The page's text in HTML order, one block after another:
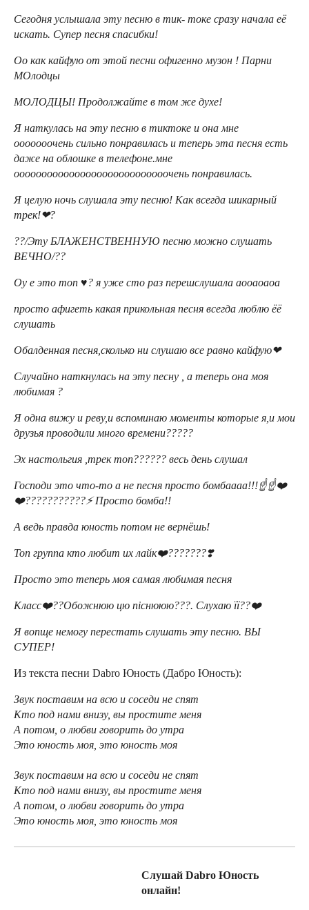
Сегодня услышала эту песню в тик- токе сразу начала её
искать. Супер песня спасибки!
Оо как кайфую от этой песни офигенно музон ! Парни
МОлодцы
МОЛОДЦЫ! Продолжайте в том же духе!
Я наткулась на эту песню в тиктоке и она мне
ооооооочень сильно понравилась и теперь эта песня есть
даже на облошке в телефоне.мне
оооооооооооооооооооооооооооочень понравилась.
Я целую ночь слушала эту песню! Как всегда шикарный
трек!❤?
??/Эту БЛАЖЕНСТВЕННУЮ песню можно слушать
ВЕЧНО/??
Оу е это топ ♥️? я уже сто раз перешслушала аооаоаоа
просто афигеть какая прикольная песня всегда люблю ёё
слушать
Обалденная песня,сколько ни слушаю все равно кайфую❤
Случайно наткнулась на эту песну , а теперь она моя
любимая ?
Я одна вижу и реву,и вспоминаю моменты которые я,и мои
друзья проводили много времени?????
Эх настольгия ,трек топ?????? весь день слушал
Господи это что-то а не песня просто бомбаааа!!!☝️☝️❤️
❤️???????????⚡ Просто бомба!!
А ведь правда юность потом не вернёшь!
Топ группа кто любит их лайк❤️???????❣️
Просто это теперь моя самая любимая песня
Класс❤️??Обожнюю цю піснююю???. Слухаю її??❤️
Я вопще немогу перестать слушать эту песню. ВЫ
СУПЕР!
Из текста песни Dabro Юность (Дабро Юность):
Звук поставим на всю и соседи не спят
Кто под нами внизу, вы простите меня
А потом, о любви говорить до утра
Это юность моя, это юность моя
Звук поставим на всю и соседи не спят
Кто под нами внизу, вы простите меня
А потом, о любви говорить до утра
Это юность моя, это юность моя
Слушай Dabro Юность
онлайн!